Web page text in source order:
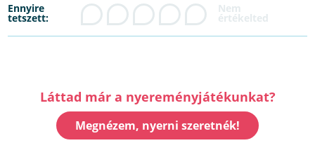
Ennyire
tetszett:
Láttad már a nyereményjátékunkat?
Megnézem, nyerni szeretnék!